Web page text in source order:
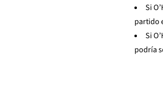
Si
partido
Si
podría